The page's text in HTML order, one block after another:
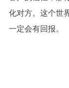
化对方。这个世
一定会有回报。